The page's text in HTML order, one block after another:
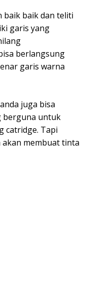
baik baik dan teliti
garis yang
berlangsung
garis warna
juga bisa
berguna untuk
catridge. Tapi
membuat tinta